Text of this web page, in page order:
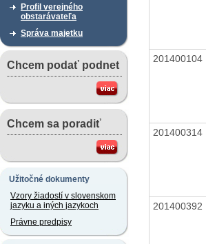
Profil verejného
obstarávateľa
Správa majetku
Chcem podať podnet
Chcem sa poradiť
Užitočné dokumenty
Vzory žiadostí v slovenskom
jazyku a iných jazykoch
Právne predpisy
201400104
201400314
201400392